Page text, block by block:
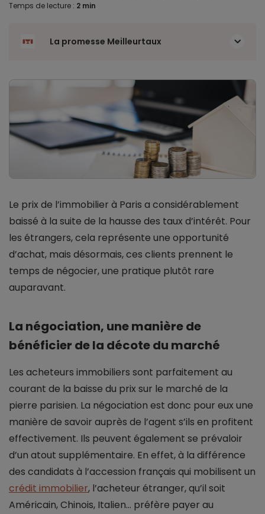
Temps de lecture : 2 min
La promesse Meilleurtaux
Le prix de l’immobilier à Paris a considérablement
baissé à la suite de la hausse des taux d’intérêt. Pour
les étrangers, cela représente une opportunité
d’achat, mais désormais, ces clients prennent le
temps de négocier, une pratique plutôt rare
auparavant.
La négociation, une manière de
bénéficier de la décote du marché
Les acheteurs immobiliers sont parfaitement au
courant de la baisse du prix sur le marché de la
pierre parisien. La négociation est donc pour eux une
manière de savoir auprès de l’agent s’ils en profitent
effectivement. Ils peuvent également se prévaloir
d’un atout supplémentaire. En effet, à la différence
des candidats à l’accession français qui mobilisent un
crédit immobilier, l’acheteur étranger, qu’il soit
Américain, Chinois, Italien… préfère payer au